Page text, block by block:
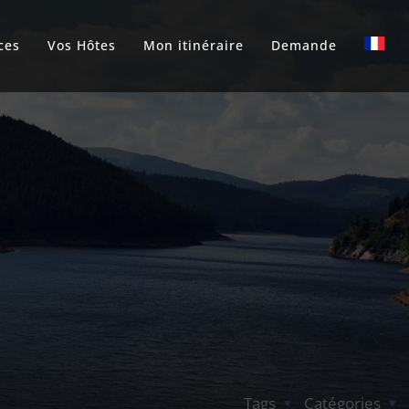
Vos Hôtes Mon itinéraire Demande
Catégories
Tags